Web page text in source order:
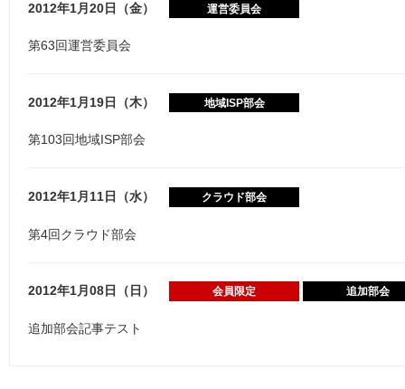
2012年1月20日（金） 運営委員会
第63回運営委員会
2012年1月19日（木） 地域ISP部会
第103回地域ISP部会
2012年1月11日（水） クラウド部会
第4回クラウド部会
2012年1月08日（日） 会員限定 追加部会
追加部会記事テスト